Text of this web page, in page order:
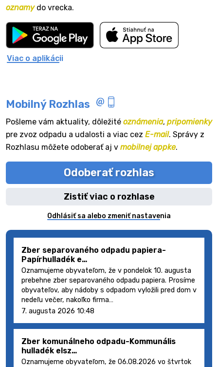
oznamydo vrecka.
Viac o aplikácii
Mobilný Rozhlas
Pošleme vám aktuality, dôležité oznámenia, pripomienky
pre zvoz odpadu a udalosti a viac cez E-mail. Správy z
Rozhlasu môžete odoberať aj v mobilnej appke.
Odoberať rozhlas
Zistiť viac o rozhlase
Odhlásiť sa alebo zmeniť nastavenia
Zber separovaného odpadu papiera-
Papírhulladék e…
Oznamujeme obyvateľom, že v pondelok 10. augusta
prebehne zber separovaného odpadu papiera. Prosíme
obyvateľov, aby nádoby s odpadom vyložili pred dom v
nedeľu večer, nakoľko firma…
7. augusta 2026 10:48
Zber komunálneho odpadu-Kommunális
hulladék elsz…
Oznamujeme obyvateľom, že 06.08.2026 vo štvrtok